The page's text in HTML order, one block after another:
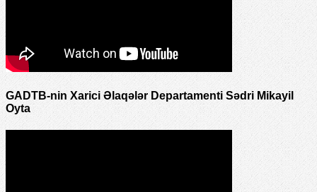
GADTB-nin Xarici Əlaqələr Departamenti Sədri Mikayil
Oyta